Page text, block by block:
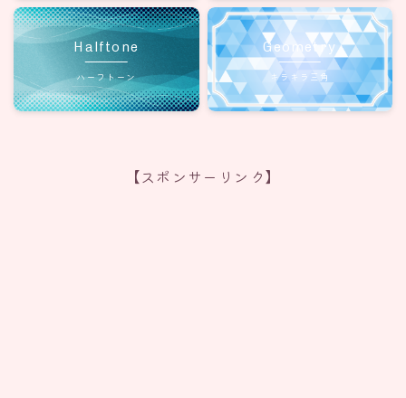
ハーフトーン
Halftone
キラキラ三角
Geometry
【スポンサーリンク】